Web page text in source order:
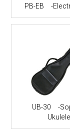
PB-EB -
UB-30 -